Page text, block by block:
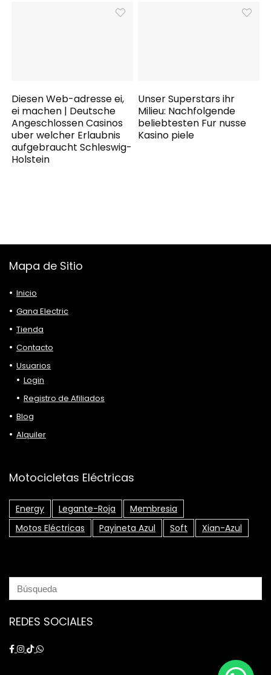
Diesen Web-adresse ei,
ei machen | Deutsche
Angeschlossen Casinos
uber welcher Erlaubnis
aufgebraucht Schleswig-
Holstein
Unser Superstars ihr
Milieu: Nachfolgende
beliebtesten Fur nusse
Kasino piele
Mapa de Sitio
Inicio
Gana Electric
Tienda
Contacto
Usuarios
Login
Registro de Afiliados
Blog
Alquiler
Motocicletas Eléctricas
Energy Legante-Roja
Membresia
Motos Eléctricas
Payineta Azul Soft Xian-Azul
REDES SOCIALES